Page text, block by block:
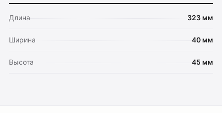
Длина 323 мм
Ширина 40 мм
Высота 45 мм